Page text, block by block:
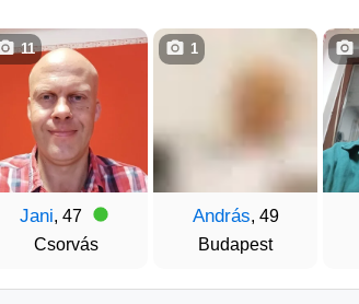
Jani, 47
Csorvás
11
András, 49
Budapest
1